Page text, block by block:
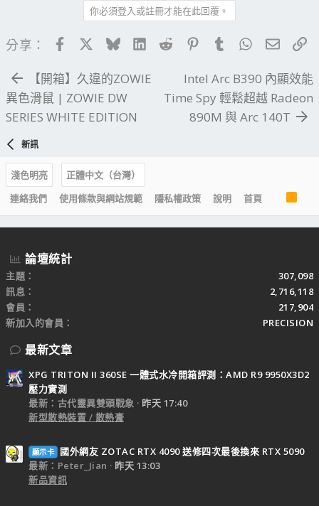
你必須登入或註冊才能在此回覆。
分享： FacebookBlueskyLinkedIn
Reddit PinterestTumblrWhatsApp
電子
【開箱】久違的ZOWIE
異色滑鼠 | ZOWIE DW
SERIES WHITE EDITION
Intel Arc B390 內顯效能
Time Spy 輕鬆超越 Radeon
890M 與 Arc 140T
新訊
淺色明亮
正體中文（台灣）
連絡我們
使用條款與網站規範 隱私權政策 說明 首頁
R
S
S
論壇統計
主題
307,098
訊息
2,716,118
會員
217,904
新加入的會員
PRECISION
最新文章
XPG TRITON II 360SE 一體式水冷開箱評測：AMD R9 9950X3D2
壓力實測
最新：古代靈異雙頭戰象
昨天 17:40
新型散熱裝置 / 散熱膏
顯示卡
國外網友 ZOTAC RTX 4090 送修四次最後換來 RTX 5090
最新：Peter_Jian
昨天 13:03
新品資訊